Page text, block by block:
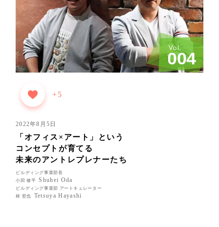
Vol.
004
+5
2022年8月5日
「オフィス×アート」という
コンセプトが育てる
未来のアントレプレナーたち
ビルディング事業部長
小田 修平
Shuhei Oda
ビルディング事業部 アートキュレーター
林 哲也
Tetsuya Hayashi